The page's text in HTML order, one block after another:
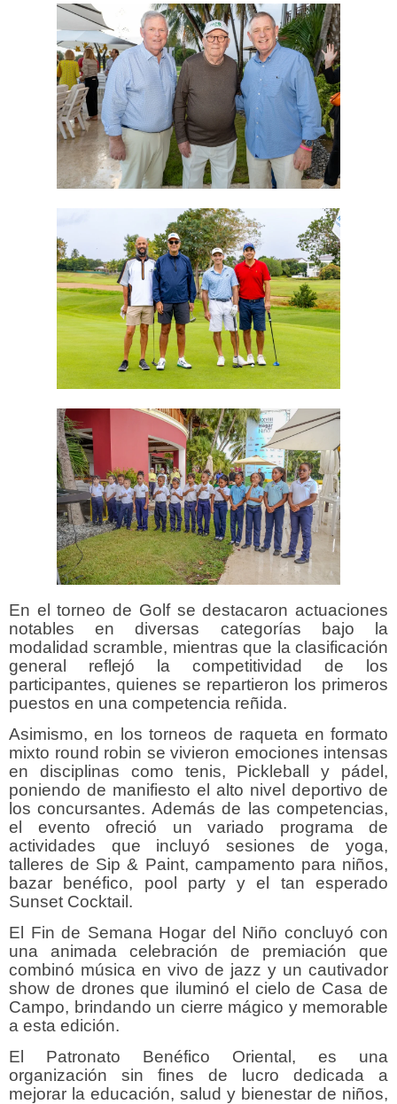
En el torneo de Golf se destacaron actuaciones
notables en diversas categorías bajo la
modalidad scramble, mientras que la clasificación
general reflejó la competitividad de los
participantes, quienes se repartieron los primeros
puestos en una competencia reñida.
Asimismo, en los torneos de raqueta en formato
mixto round robin se vivieron emociones intensas
en disciplinas como tenis, Pickleball y pádel,
poniendo de manifiesto el alto nivel deportivo de
los concursantes. Además de las competencias,
el evento ofreció un variado programa de
actividades que incluyó sesiones de yoga,
talleres de Sip & Paint, campamento para niños,
bazar benéfico, pool party y el tan esperado
Sunset Cocktail.
El Fin de Semana Hogar del Niño concluyó con
una animada celebración de premiación que
combinó música en vivo de jazz y un cautivador
show de drones que iluminó el cielo de Casa de
Campo, brindando un cierre mágico y memorable
a esta edición.
El Patronato Benéfico Oriental, es una
organización sin fines de lucro dedicada a
mejorar la educación, salud y bienestar de niños,